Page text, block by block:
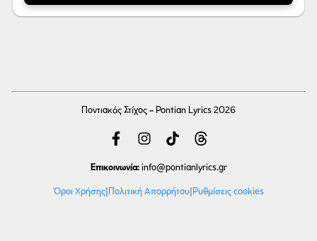
Ποντιακός Στίχος - Pontian Lyrics 2026
Επικοινωνία: info@pontianlyrics.gr
Όροι Χρήσης| Πολιτική Απορρήτου| Ρυθμίσεις cookies